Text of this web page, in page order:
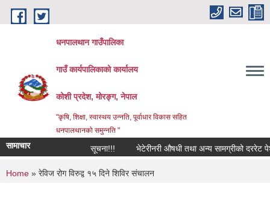
Skip to main content
धनपालथान गाउँपालिका
गाउँ कार्यपालिकाको कार्यालय
कोशी प्रदेश, मोरङ्ग, नेपाल
"कृषि, शिक्षा, स्वास्थय उन्नति, पूर्वाधार विकास सहित
धनपालथानको समुन्नति "
सामाचार सूचना!!! भेटेरीनरी औषधी तथा अन्य सामग्रीको दररेट
You are here
Home » रेविज रोग विरुद्व १५ दिने शिविर संचालन